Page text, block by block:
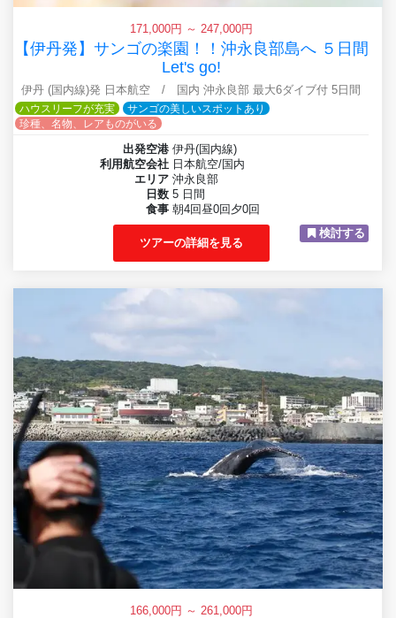
171,000円 ～ 247,000円
【伊丹発】サンゴの楽園！！沖永良部島へ ５日間
Let's go!
伊丹 (国内線)発 日本航空 / 国内 沖永良部 最大6ダイブ付 5日間
ハウスリーフが充実
サンゴの美しいスポットあり
珍種、名物、レアものがいる
出発空港 伊丹(国内線)
利用航空会社 日本航空/国内
エリア 沖永良部
日数 5 日間
食事 朝4回昼0回夕0回
ツアーの詳細を見る
検討する
166,000円 ～ 261,000円